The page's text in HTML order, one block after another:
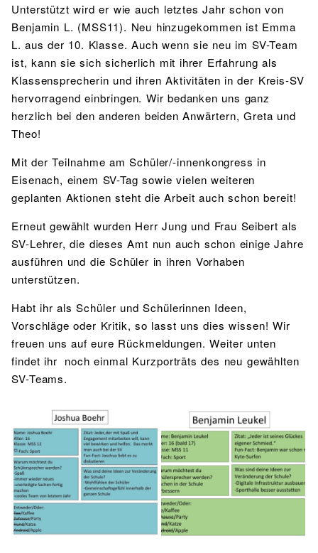
Unterstützt wird er wie auch letztes Jahr schon von
Benjamin L. (MSS11). Neu hinzugekommen ist Emma
L. aus der 10. Klasse. Auch wenn sie neu im SV-Team
ist, kann sie sich sicherlich mit ihrer Erfahrung als
Klassensprecherin und ihren Aktivitäten in der Kreis-SV
hervorragend einbringen. Wir bedanken uns ganz
herzlich bei den anderen beiden Anwärtern, Greta und
Theo!
Mit der Teilnahme am Schüler/-innenkongress in
Eisenach, einem SV-Tag sowie vielen weiteren
geplanten Aktionen steht die Arbeit auch schon bereit!
Erneut gewählt wurden Herr Jung und Frau Seibert als
SV-Lehrer, die dieses Amt nun auch schon einige Jahre
ausführen und die Schüler in ihren Vorhaben
unterstützen.
Habt ihr als Schüler und Schülerinnen Ideen,
Vorschläge oder Kritik, so lasst uns dies wissen! Wir
freuen uns auf eure Rückmeldungen. Weiter unten
findet ihr noch einmal Kurzporträts des neu gewählten
SV-Teams.